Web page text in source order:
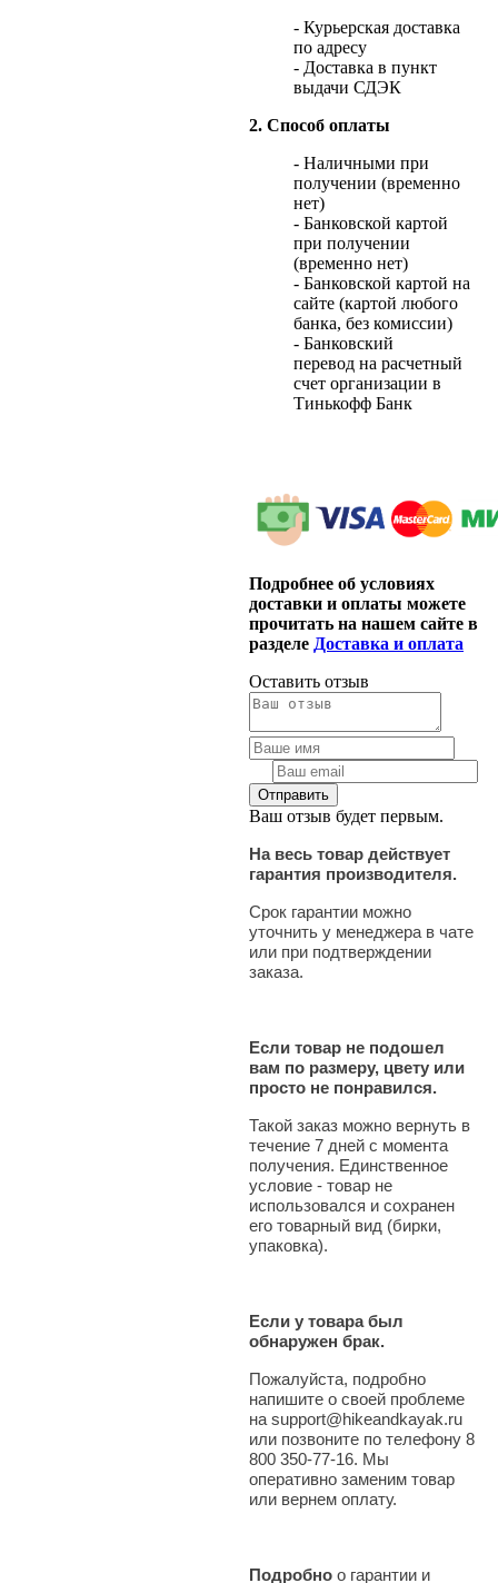
- Курьерская доставка
по адресу
- Доставка в пункт
выдачи СДЭК
2. Способ оплаты
- Наличными при
получении (временно
нет)
- Банковской картой
при получении
(временно нет)
- Банковской картой на
сайте (картой любого
банка, без комиссии)
- Банковский
перевод на расчетный
счет организации в
Тинькофф Банк
Подробнее об условиях
доставки и оплаты можете
прочитать на нашем сайте в
разделе Доставка и оплата
Оставить отзыв
Ваш отзыв будет первым.
На весь товар действует
гарантия производителя.
Срок гарантии можно
уточнить у менеджера в чате
или при подтверждении
заказа.
Если товар не подошел
вам по размеру, цвету или
просто не понравился.
Такой заказ можно вернуть в
течение 7 дней с момента
получения. Единственное
условие - товар не
использовался и сохранен
его товарный вид (бирки,
упаковка).
Если у товара был
обнаружен брак.
Пожалуйста, подробно
напишите о своей проблеме
на support@hikeandkayak.ru
или позвоните по телефону 8
800 350-77-16. Мы
оперативно заменим товар
или вернем оплату.
Подробно о гарантии и